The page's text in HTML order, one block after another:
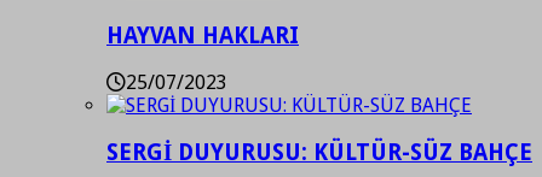
HAYVAN HAKLARI
25/07/2023
SERGİ DUYURUSU: KÜLTÜR-SÜZ BAHÇE